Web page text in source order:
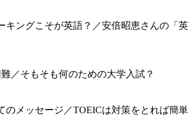
キングこそが英語？／安倍昭恵さんの「英
／そもそも何のための大学入試？
メッセージ／TOEICは対策をとれば簡単